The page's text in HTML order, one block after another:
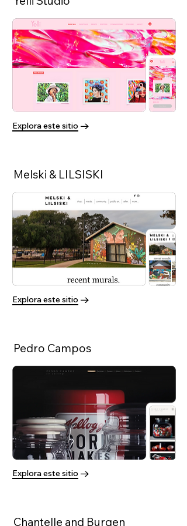
Explora este sitio
Melski & LILSISKI
Explora este sitio
Pedro Campos
Explora este sitio
Chantelle and Burgen